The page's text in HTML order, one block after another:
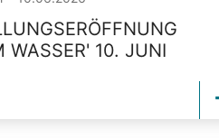
WASSER' 10. JUNI